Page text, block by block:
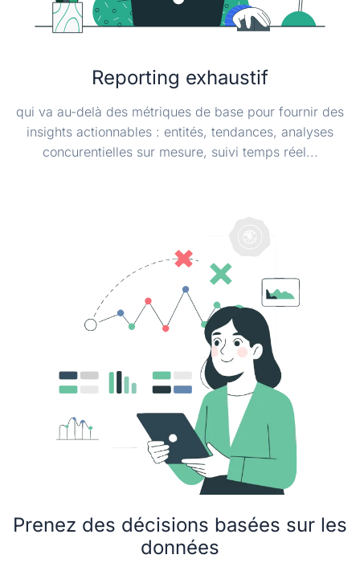
Reporting exhaustif
qui va au-delà des métriques de base pour fournir des
insights actionnables : entités, tendances, analyses
concurentielles sur mesure, suivi temps réel...
Prenez des décisions basées sur les
données